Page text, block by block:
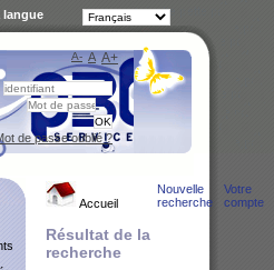
Accueil
Nouvelle
recherche
Votre
compte
Résultat de la
recherche
A- A A+
langue
de passe oublié ?